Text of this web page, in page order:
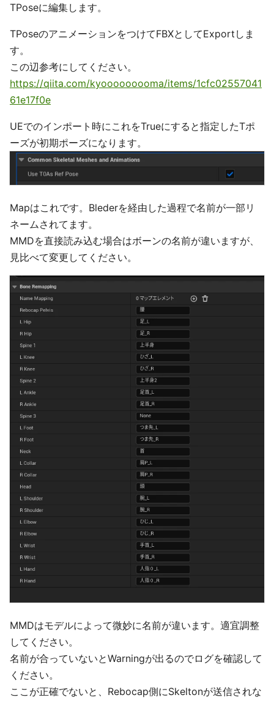
TPoseに編集します。
TPoseのアニメーションをつけてFBXとしてExportしま
す。
この辺参考にしてください。
https://qiita.com/kyooooooooma/items/1cfc02557041
61e17f0e
UEでのインポート時にこれをTrueにすると指定したTポ
ーズが初期ポーズになります。
Mapはこれです。Blederを経由した過程で名前が一部リ
ネームされてます。
MMDを直接読み込む場合はボーンの名前が違いますが、
見比べて変更してください。
MMDはモデルによって微妙に名前が違います。適宜調整
してください。
名前が合っていないとWarningが出るのでログを確認して
ください。
ここが正確でないと、Rebocap側にSkeltonが送信されな